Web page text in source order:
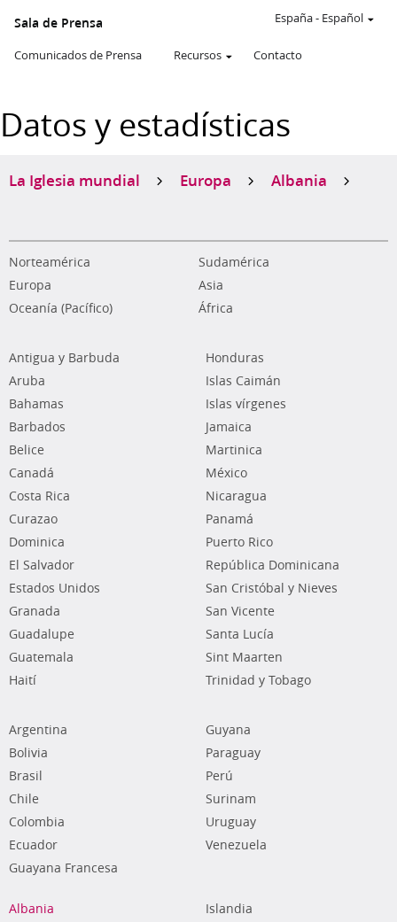
Sala de Prensa
Comunicados de Prensa Recursos Contacto
España- Español
Datos y estadísticas
La Iglesia mundial Europa Albania
Norteamérica
Sudamérica
Europa
Asia
Oceanía (Pacífico)
África
Antigua y Barbuda
Aruba
Bahamas
Barbados
Belice
Canadá
Costa Rica
Curazao
Dominica
El Salvador
Estados Unidos
Granada
Guadalupe
Guatemala
Haití
Honduras
Islas Caimán
Islas vírgenes
Jamaica
Martinica
México
Nicaragua
Panamá
Puerto Rico
República Dominicana
San Cristóbal y Nieves
San Vicente
Santa Lucía
Sint Maarten
Trinidad y Tobago
Argentina
Bolivia
Brasil
Chile
Colombia
Ecuador
Guayana Francesa
Guyana
Paraguay
Perú
Surinam
Uruguay
Venezuela
Albania
Islandia